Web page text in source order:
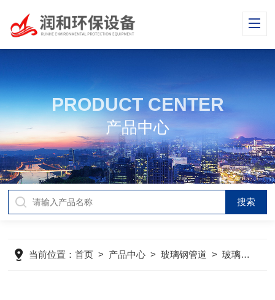
PRODUCT CENTER
产品中心
当前位置：首页 > 产品中心 >玻璃钢管道 >玻璃钢烟囱